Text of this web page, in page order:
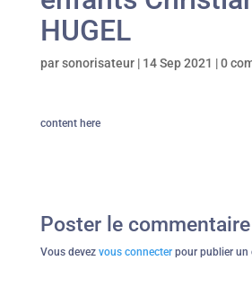
HUGEL
parsonorisateur| 14 Sep 2021 |0
content here
Poster le commentaire
Vous devez vous connecterpour publier un